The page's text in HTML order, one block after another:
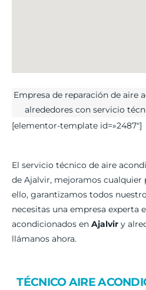
Empresa de reparación de aire
alrededores con servicio
[elementor-template id=»2487″]
El servicio técnico de aire
de Ajalvir, mejoramos cualquier
ello, garantizamos todos
necesitas una empresa experta
acondicionados en Ajalvir y
llámanos ahora.
TÉCNICO AIRE